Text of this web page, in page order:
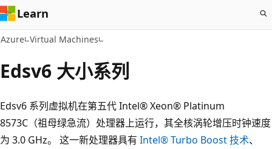
Learn
Azure Virtual Machines
Edsv6 大小系列
Edsv6 系列虚拟机在第五代 Intel® Xeon® Platinum
8573C（祖母绿急流）处理器上运行，其全核涡轮增压时钟速度
为 3.0 GHz。 这一新处理器具有 Intel® Turbo Boost 技术、